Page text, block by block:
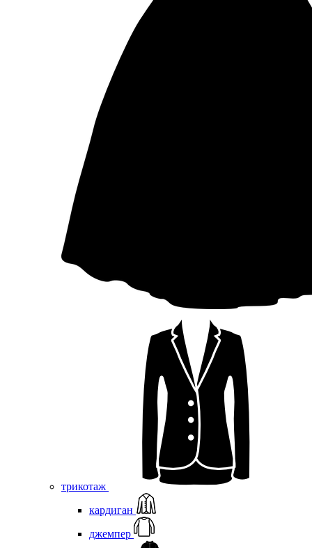
трикотаж
кардиган
джемпер